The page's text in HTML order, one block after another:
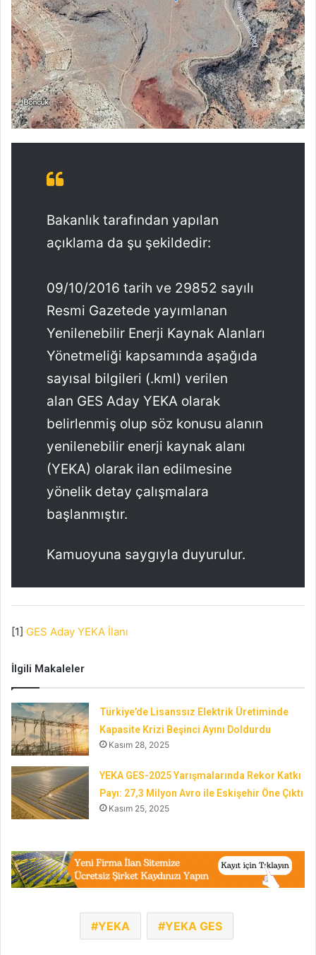
Bakanlık tarafından yapılan
açıklama da şu şekildedir:
09/10/2016 tarih ve 29852 sayılı
Resmi Gazetede yayımlanan
Yenilenebilir Enerji Kaynak Alanları
Yönetmeliği kapsamında aşağıda
sayısal bilgileri (.kml) verilen
alan GES Aday YEKA olarak
belirlenmiş olup söz konusu alanın
yenilenebilir enerji kaynak alanı
(YEKA) olarak ilan edilmesine
yönelik detay çalışmalara
başlanmıştır.
Kamuoyuna saygıyla duyurulur.
[1] GES Aday YEKA İlanı
İlgili Makaleler
Türkiye’de Lisanssız Elektrik Üretiminde
Kapasite Krizi Beşinci Ayını Doldurdu
Kasım 28, 2025
YEKA GES-2025 Yarışmalarında Rekor Katkı
Payı: 27,3 Milyon Avro ile Eskişehir Öne Çıktı
Kasım 25, 2025
YEKA YEKA GES